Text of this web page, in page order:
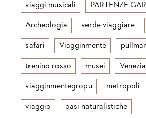
viaggi musicali PARTENZE
Archeologia verde viaggiare
safari Viagginmente
trenino rosso musei Venezia
viagginmentegropu metropoli
viaggio oasi naturalistiche